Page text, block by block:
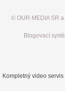
© OUR MEDIA SR
Blogovací
Kompletný video